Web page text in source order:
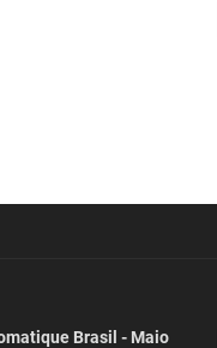
Brasil - Maio